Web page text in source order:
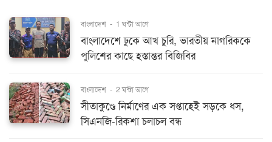
বাংলাদেশ - 1 ঘন্টা আগে
বাংলাদেশে ঢুকে আখ চুরি, ভারতীয় নাগরিককে
পুলিশের কাছে হস্তান্তর বিজিবির
বাংলাদেশ - 2 ঘন্টা আগে
সীতাকুণ্ডে নির্মাণের এক সপ্তাহেই সড়কে ধস,
সিএনজি-রিকশা চলাচল বন্ধ